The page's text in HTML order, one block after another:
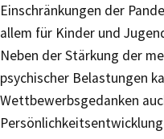
Einschränkungen der
allem für Kinder und
Neben der Stärkung der
psychischer Belastungen
Wettbewerbsgedanken